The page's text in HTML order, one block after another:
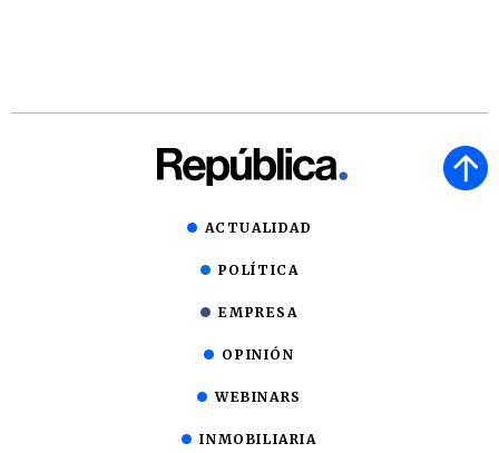
ACTUALIDAD
POLÍTICA
EMPRESA
OPINIÓN
WEBINARS
INMOBILIARIA